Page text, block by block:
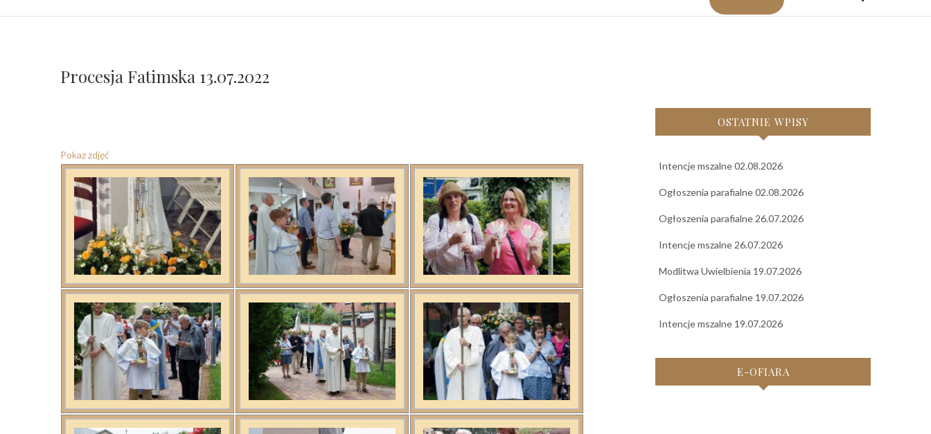
Procesja Fatimska 13.07.2022
Pokaz zdjęć
OSTATNIE WPISY
Intencje mszalne 02.08.2026
Ogłoszenia parafialne 02.08.2026
Ogłoszenia parafialne 26.07.2026
Intencje mszalne 26.07.2026
Modlitwa Uwielbienia 19.07.2026
Ogłoszenia parafialne 19.07.2026
Intencje mszalne 19.07.2026
E-OFIARA